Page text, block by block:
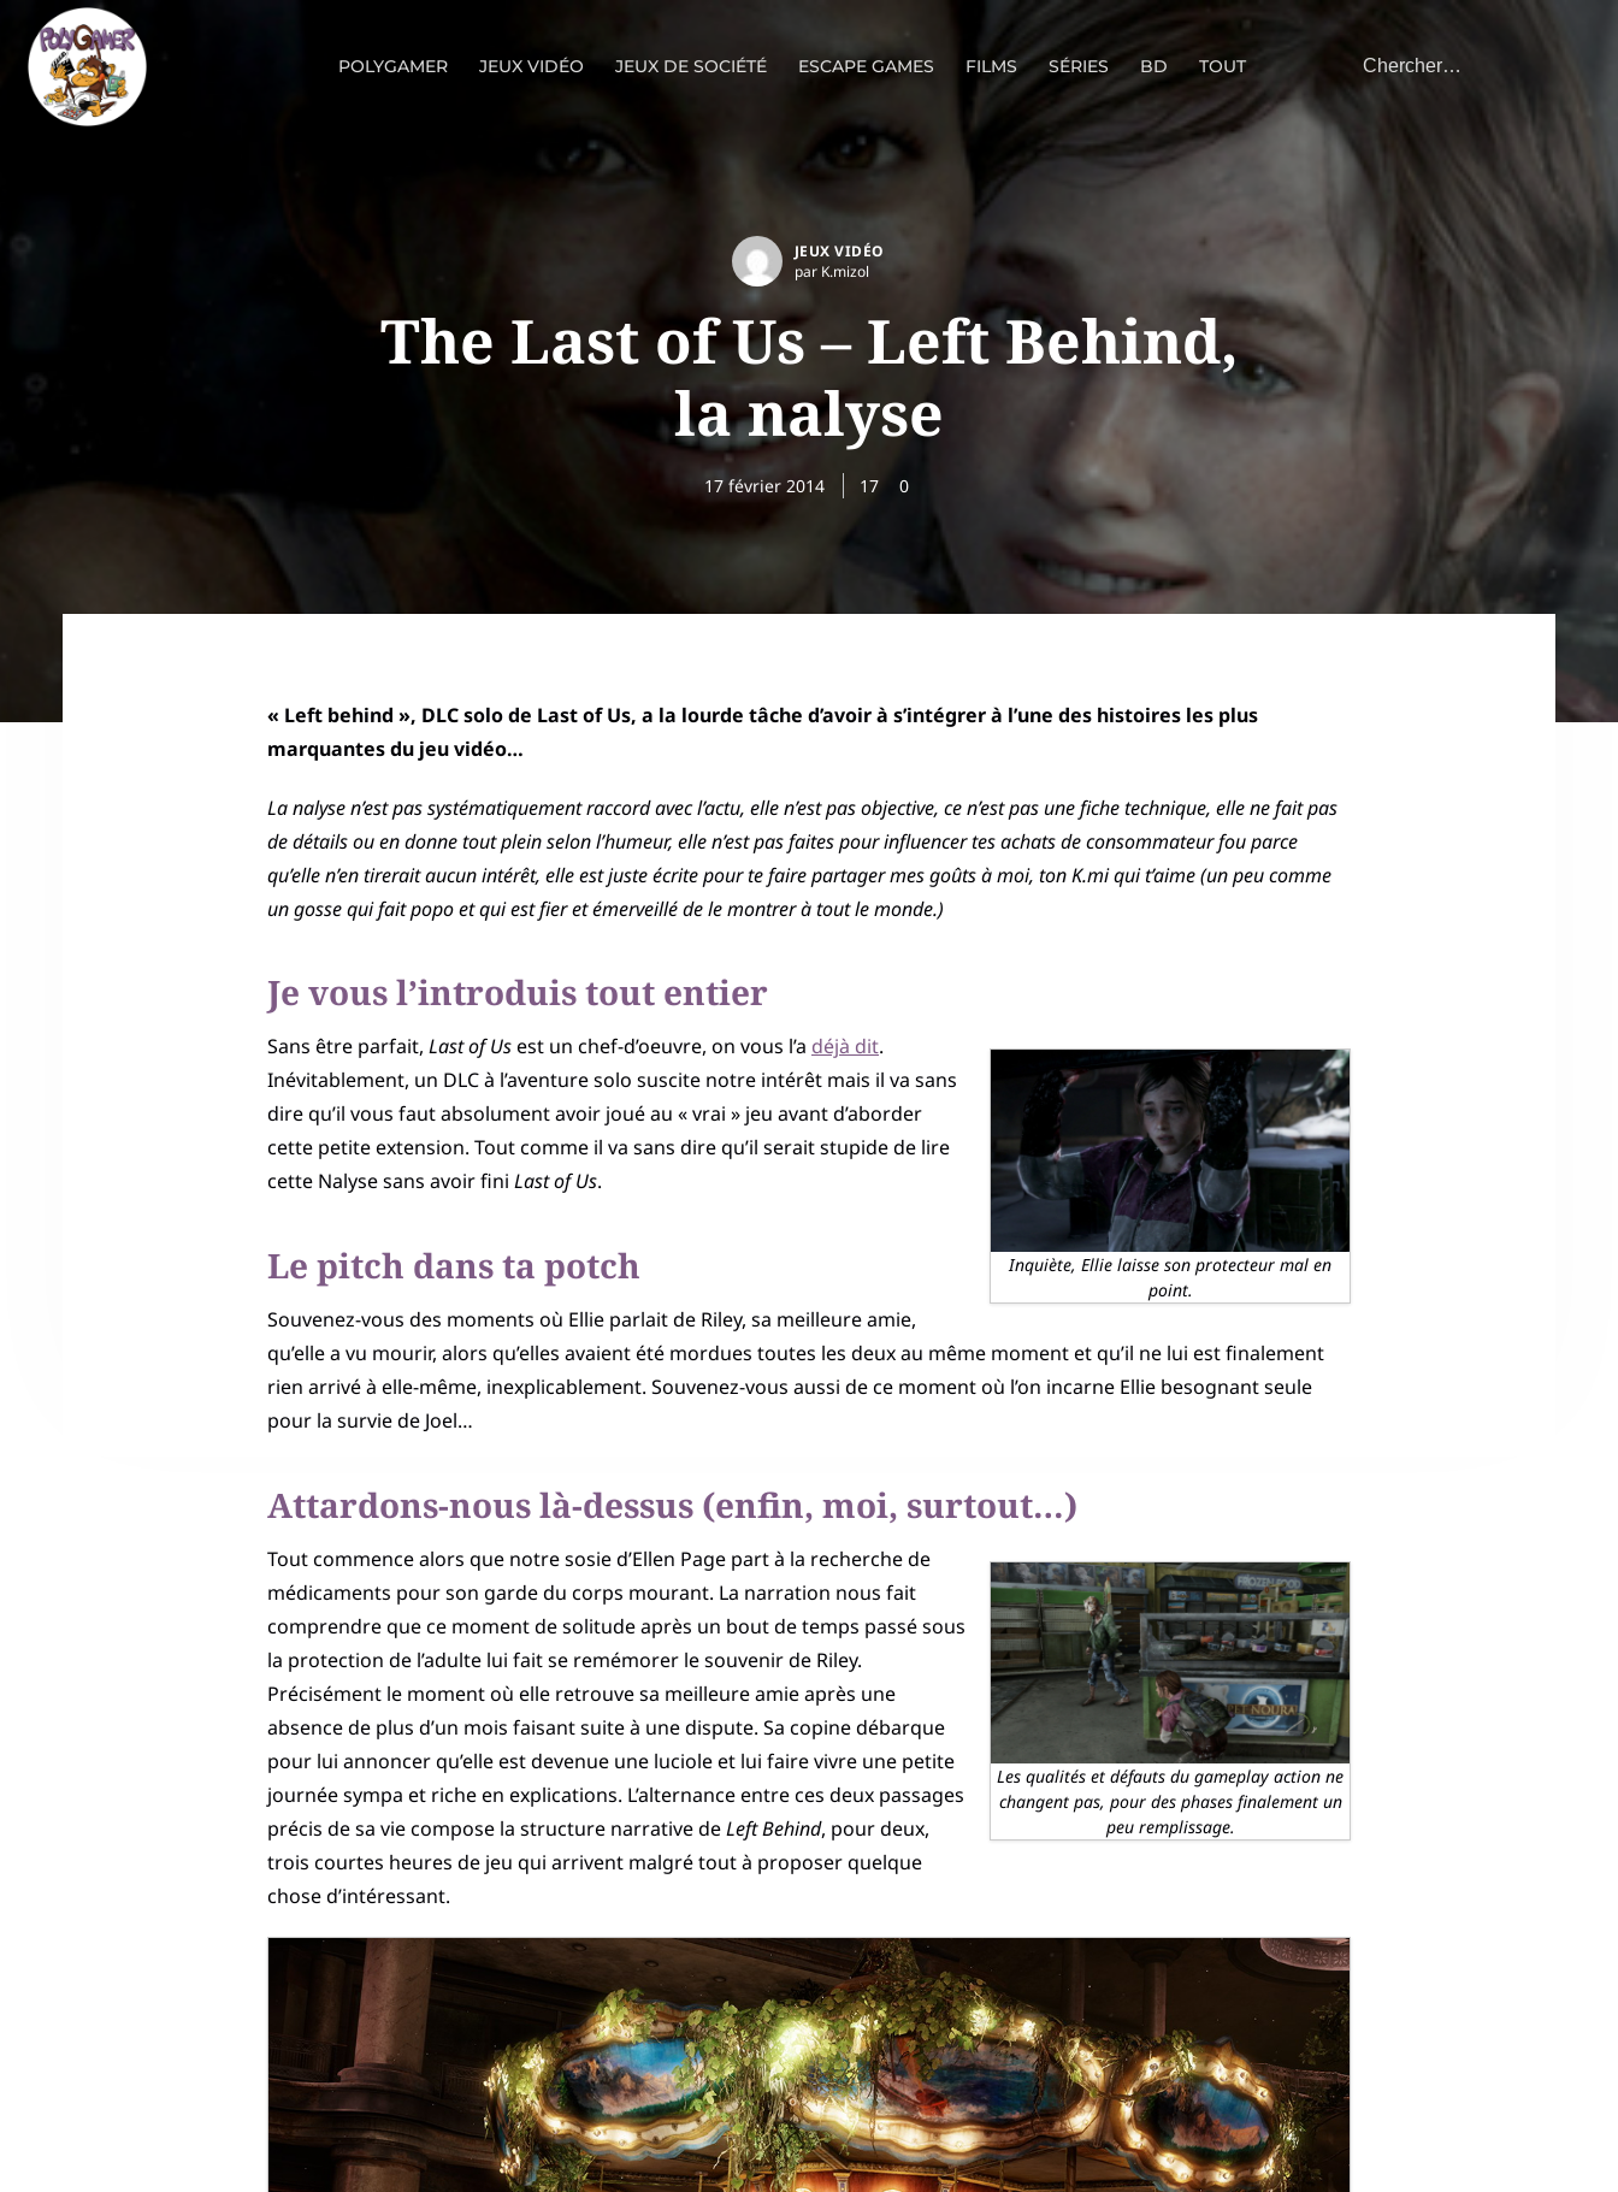
POLYGAMER JEUX VIDÉO JEUX DE SOCIÉTÉ ESCAPE GAMES FILMS SÉRIES BD TOUT
JEUX VIDÉO
par K.mizol
The Last of Us – Left Behind,
la nalyse
17 février 2014 17 0
« Left behind », DLC solo de Last of Us, a la lourde tâche d’avoir à s’intégrer à l’une des histoires les plus
marquantes du jeu vidéo…
La nalyse n’est pas systématiquement raccord avec l’actu, elle n’est pas objective, ce n’est pas une fiche technique, elle ne fait pas
de détails ou en donne tout plein selon l’humeur, elle n’est pas faites pour influencer tes achats de consommateur fou parce
qu’elle n’en tirerait aucun intérêt, elle est juste écrite pour te faire partager mes goûts à moi, ton K.mi qui t’aime (un peu comme
un gosse qui fait popo et qui est fier et émerveillé de le montrer à tout le monde.)
Je vous l’introduis tout entier
Inquiète, Ellie laisse son protecteur mal en
point.
Sans être parfait, Last of Usest un chef-d’oeuvre, on vous l’a déjà dit.
Inévitablement, un DLC à l’aventure solo suscite notre intérêt mais il va sans
dire qu’il vous faut absolument avoir joué au « vrai » jeu avant d’aborder
cette petite extension. Tout comme il va sans dire qu’il serait stupide de lire
cette Nalyse sans avoir fini Last of Us.
Le pitch dans ta potch
Souvenez-vous des moments où Ellie parlait de Riley, sa meilleure amie,
qu’elle a vu mourir, alors qu’elles avaient été mordues toutes les deux au même moment et qu’il ne lui est finalement
rien arrivé à elle-même, inexplicablement. Souvenez-vous aussi de ce moment où l’on incarne Ellie besognant seule
pour la survie de Joel…
Attardons-nous là-dessus (enfin, moi, surtout…)
Les qualités et défauts du gameplay action ne
changent pas, pour des phases finalement un
peu remplissage.
Tout commence alors que notre sosie d’Ellen Page part à la recherche de
médicaments pour son garde du corps mourant. La narration nous fait
comprendre que ce moment de solitude après un bout de temps passé sous
la protection de l’adulte lui fait se remémorer le souvenir de Riley.
Précisément le moment où elle retrouve sa meilleure amie après une
absence de plus d’un mois faisant suite à une dispute. Sa copine débarque
pour lui annoncer qu’elle est devenue une luciole et lui faire vivre une petite
journée sympa et riche en explications. L’alternance entre ces deux passages
précis de sa vie compose la structure narrative deLeft Behind, pour deux,
trois courtes heures de jeu qui arrivent malgré tout à proposer quelque
chose d’intéressant.